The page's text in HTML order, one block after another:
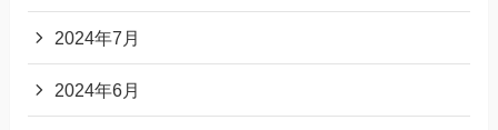
2024年7月
2024年6月